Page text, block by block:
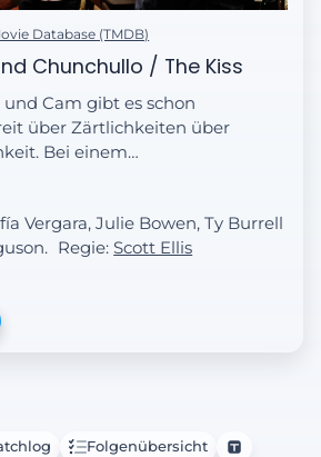
Database (TMDB)
Chunchullo / The Kiss
Cam gibt es schon
über Zärtlichkeiten über
Bei einem
die Situation und
verantwortlich,
Vergara, Julie Bowen, Ty Burrell
Regie: Scott Ellis
Folgenübersicht